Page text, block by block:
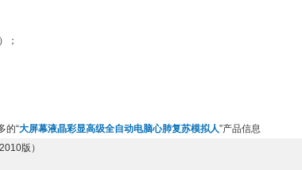
；
的“大屏幕液晶彩显高级全自动电脑心肺复苏模拟人”产品信息
版）